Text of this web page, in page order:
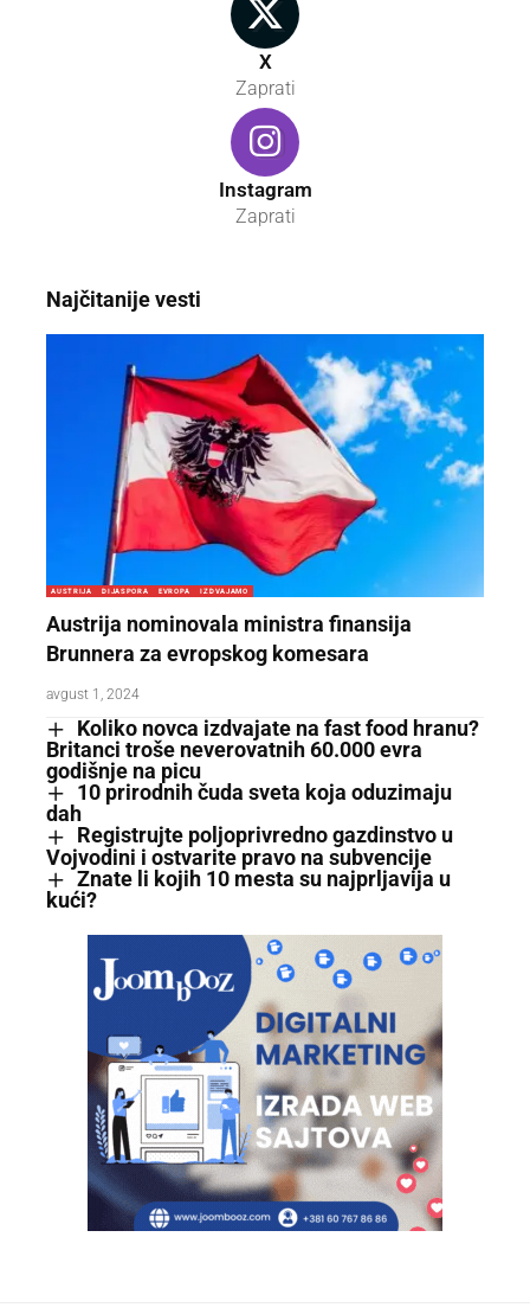
X
Zaprati
Instagram
Zaprati
Najčitanije vesti
AUSTRIJA DIJASPORA EVROPA IZDVAJAMO
Austrija nominovala ministra finansija
Brunnera za evropskog komesara
avgust 1, 2024
Koliko novca izdvajate na fast food hranu?
Britanci troše neverovatnih 60.000 evra
godišnje na picu
10 prirodnih čuda sveta koja oduzimaju
dah
Registrujte poljoprivredno gazdinstvo u
Vojvodini i ostvarite pravo na subvencije
Znate li kojih 10 mesta su najprljavija u
kući?